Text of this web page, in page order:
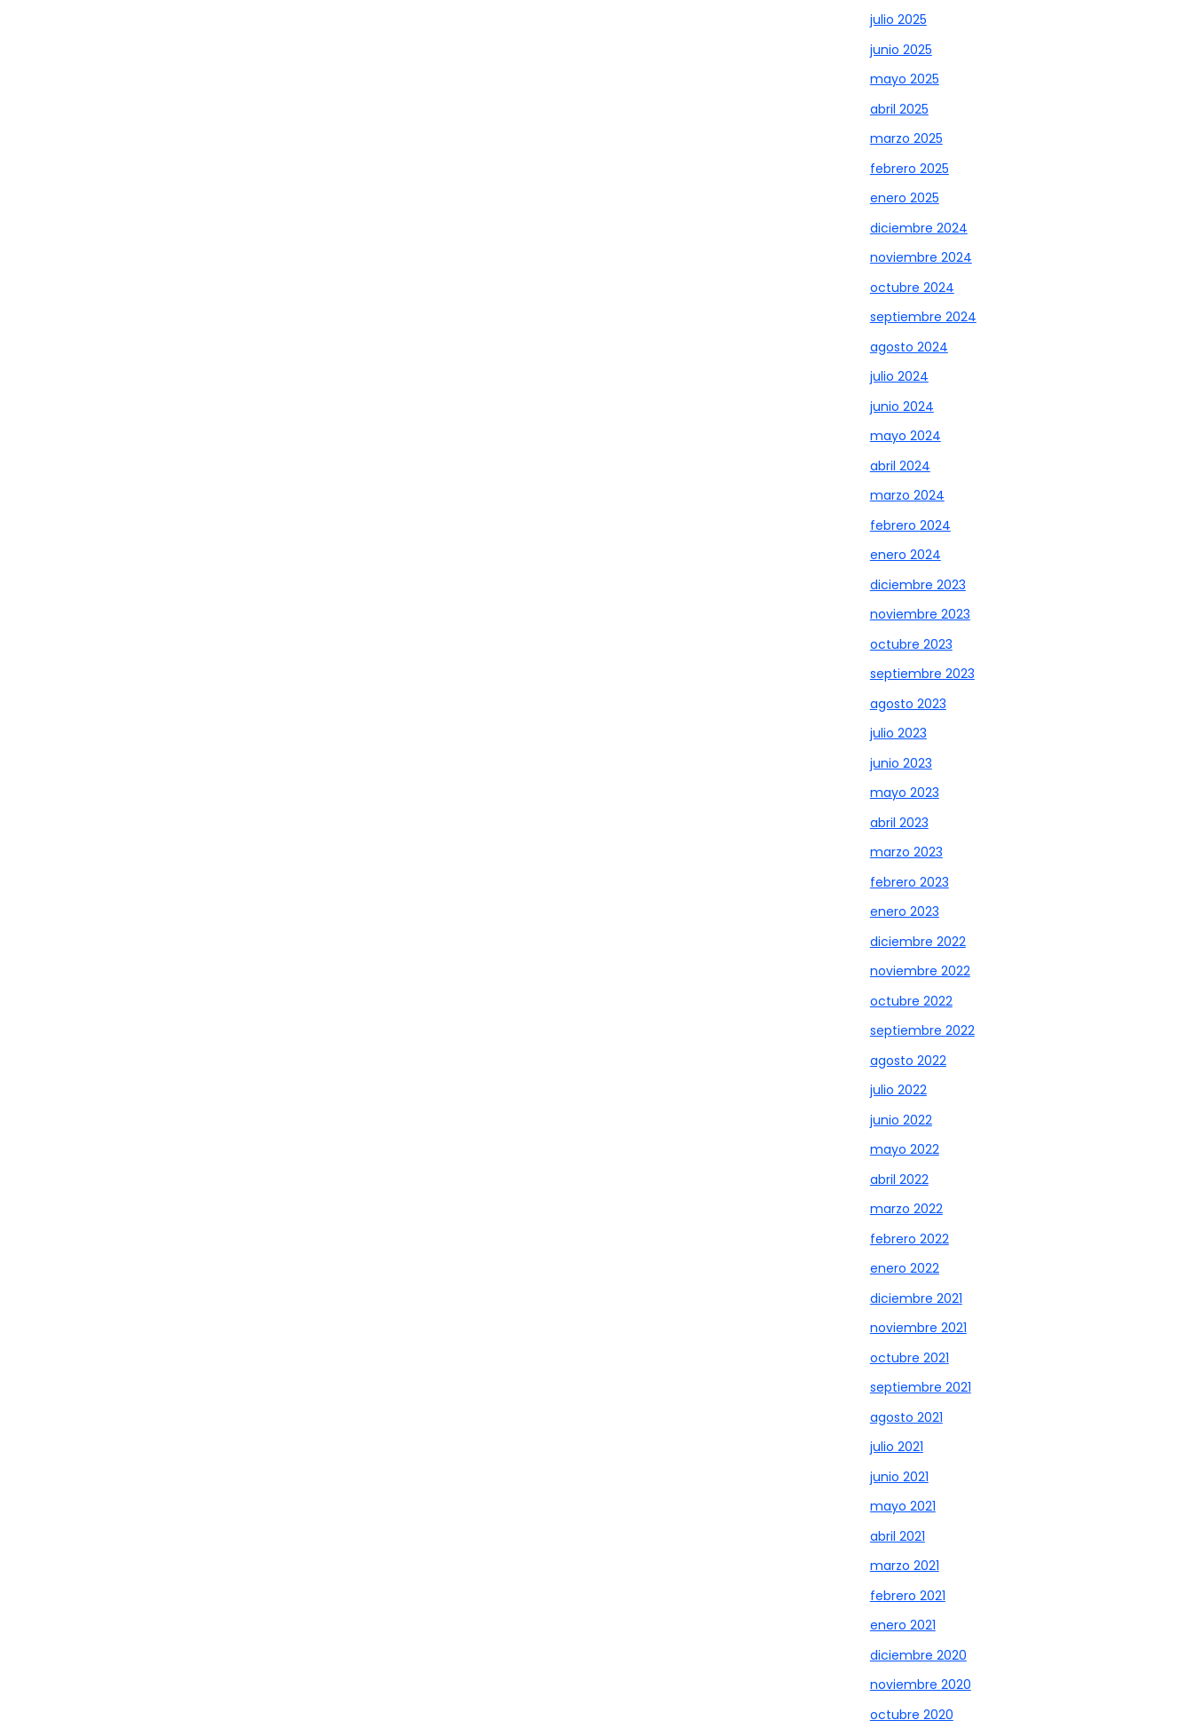
julio 2025
junio 2025
mayo 2025
abril 2025
marzo 2025
febrero 2025
enero 2025
diciembre 2024
noviembre 2024
octubre 2024
septiembre 2024
agosto 2024
julio 2024
junio 2024
mayo 2024
abril 2024
marzo 2024
febrero 2024
enero 2024
diciembre 2023
noviembre 2023
octubre 2023
septiembre 2023
agosto 2023
julio 2023
junio 2023
mayo 2023
abril 2023
marzo 2023
febrero 2023
enero 2023
diciembre 2022
noviembre 2022
octubre 2022
septiembre 2022
agosto 2022
julio 2022
junio 2022
mayo 2022
abril 2022
marzo 2022
febrero 2022
enero 2022
diciembre 2021
noviembre 2021
octubre 2021
septiembre 2021
agosto 2021
julio 2021
junio 2021
mayo 2021
abril 2021
marzo 2021
febrero 2021
enero 2021
diciembre 2020
noviembre 2020
octubre 2020